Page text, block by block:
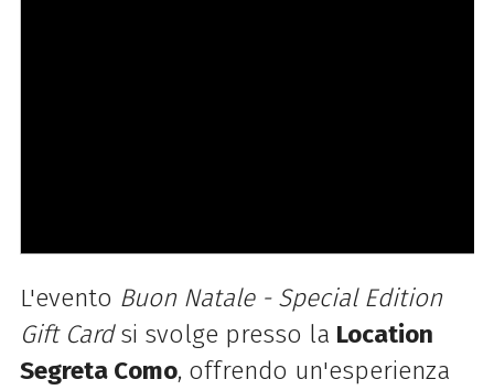
L'evento Buon Natale - Special Edition
Gift Cardsi svolge presso la Location
Segreta Como, offrendo un'esperienza